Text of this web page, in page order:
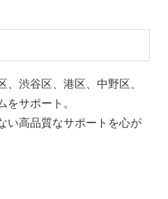
渋谷区、港区、中野区、
をサポート。
い高品質なサポートを心が